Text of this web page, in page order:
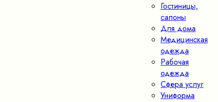
Гостиницы,
салоны
Для дома
Медицинская
одежда
Рабочая
одежда
Сфера услуг
Униформа